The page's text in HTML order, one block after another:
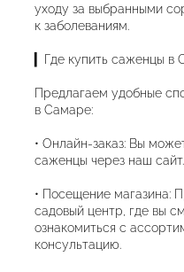
уходу за выбранными
к заболеваниям.
▎Где купить саженцы в
Предлагаем удобные
в Самаре:
• Онлайн-заказ: Вы
саженцы через наш сайт.
• Посещение магазина:
садовый центр, где вы
ознакомиться с
консультацию.